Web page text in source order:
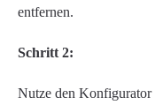
entfernen.
Schritt 2:
Nutze den Konfigurator